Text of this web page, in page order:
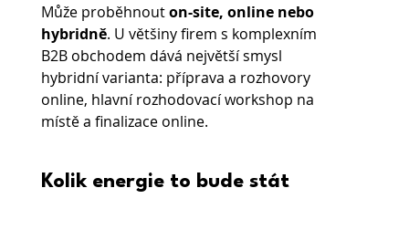
Může proběhnout on-site, online nebo
hybridně. U většiny firem s komplexním
B2B obchodem dává největší smysl
hybridní varianta: příprava a rozhovory
online, hlavní rozhodovací workshop na
místě a finalizace online.
Kolik energie to bude stát